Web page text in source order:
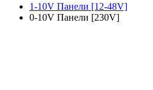
1-10V Панели [12-48V]
0-10V Панели [230V]